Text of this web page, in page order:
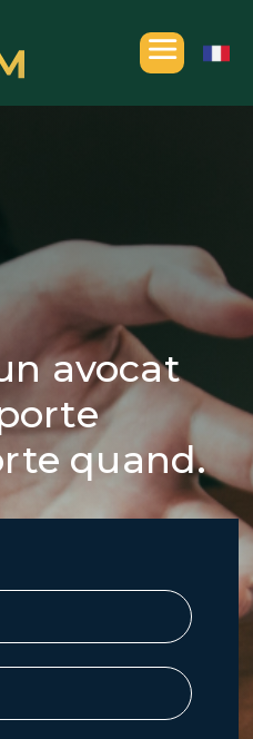
avocat
quand.